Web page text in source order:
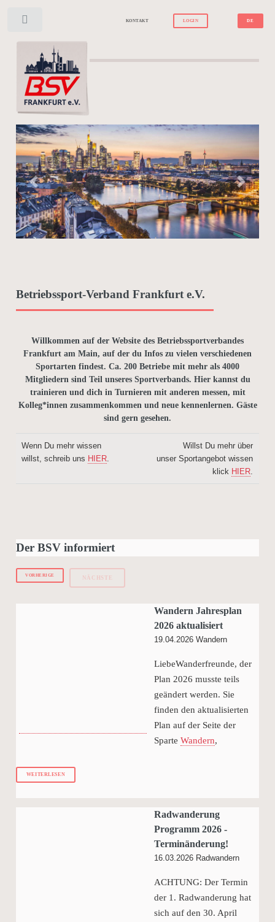
KONTAKT LOGIN DE
Previous Next
Betriebssport-Verband Frankfurt e.V.
Willkommen auf der Website des Betriebssportverbandes
Frankfurt am Main, auf der du Infos zu vielen verschiedenen
Sportarten findest. Ca. 200 Betriebe mit mehr als 4000
Mitgliedern sind Teil unseres Sportverbands. Hier kannst du
trainieren und dich in Turnieren mit anderen messen, mit
Kolleg*innen zusammenkommen und neue kennenlernen. Gäste
sind gern gesehen.
Wenn Du mehr wissen
willst, schreib uns HIER.
Willst Du mehr über
unser Sportangebot wissen
klick HIER.
Der BSV informiert
VORHERIGE NÄCHSTE
Wandern Jahresplan
2026 aktualisiert
19.04.2026 Wandern
LiebeWanderfreunde, der
Plan 2026 musste teils
geändert werden. Sie
finden den aktualisierten
Plan auf der Seite der
Sparte Wandern,
WEITERLESEN
Radwanderung
Programm 2026 -
Terminänderung!
16.03.2026 Radwandern
ACHTUNG: Der Termin
der 1. Radwanderung hat
sich auf den 30. April